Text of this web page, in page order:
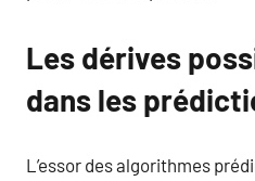
Les dérives
dans les
L’essor des algorithmes